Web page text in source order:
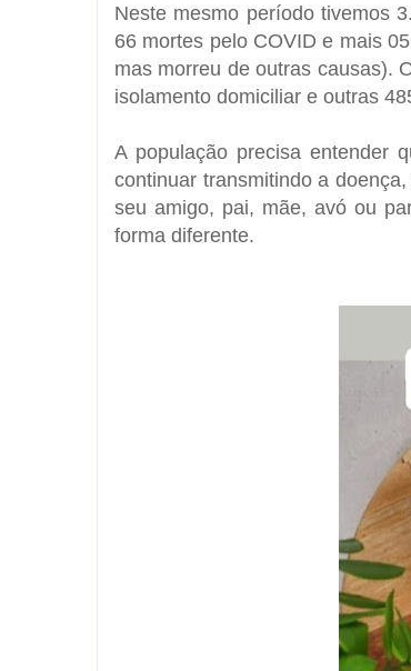
Neste mesmo período tivemos
66 mortes pelo COVID e mais
mas morreu de outras causas).
isolamento domiciliar e outras
A população precisa entender
continuar transmitindo a
seu amigo, pai, mãe, avó ou
forma diferente.